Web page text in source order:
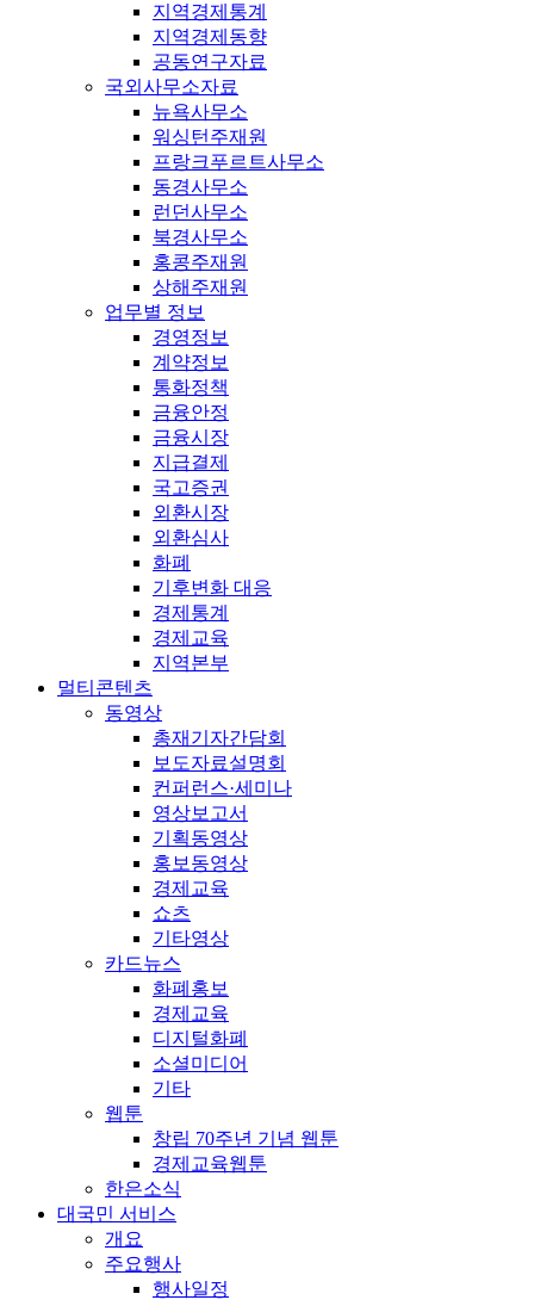
지역경제통계
지역경제동향
공동연구자료
국외사무소자료
뉴욕사무소
워싱턴주재원
프랑크푸르트사무소
동경사무소
런던사무소
북경사무소
홍콩주재원
상해주재원
업무별 정보
경영정보
계약정보
통화정책
금융안정
금융시장
지급결제
국고증권
외환시장
외환심사
화폐
기후변화 대응
경제통계
경제교육
지역본부
멀티콘텐츠
동영상
총재기자간담회
보도자료설명회
컨퍼런스·세미나
영상보고서
기획동영상
홍보동영상
경제교육
쇼츠
기타영상
카드뉴스
화폐홍보
경제교육
디지털화폐
소셜미디어
기타
웹툰
창립 70주년 기념 웹툰
경제교육웹툰
한은소식
대국민 서비스
개요
주요행사
행사일정